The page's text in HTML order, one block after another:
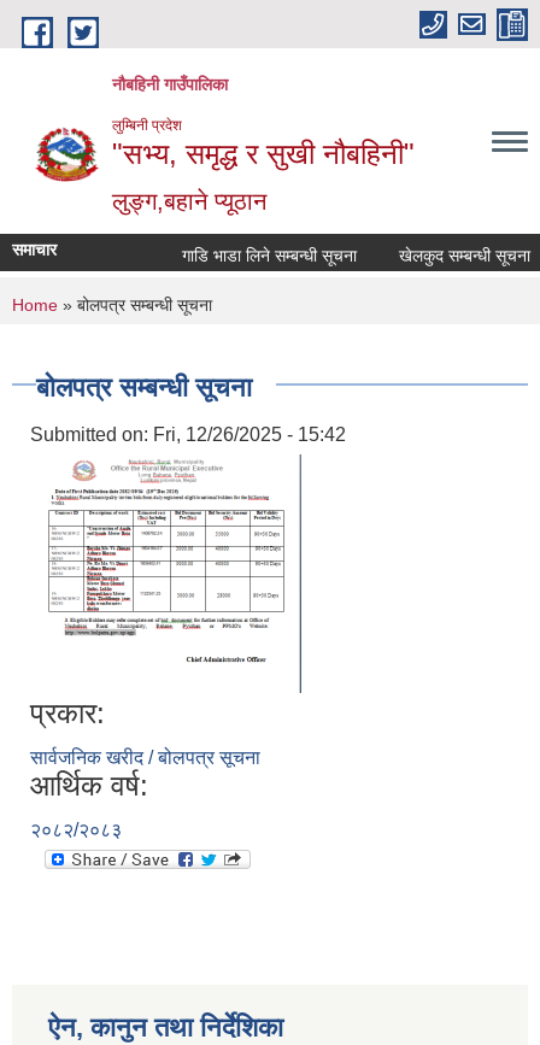
Skip to main content
नौबहिनी गाउँपालिका
लुम्बिनी प्रदेश
"सभ्य, समृद्ध र सुखी नौबहिनी"
लुङ्ग,बहाने प्यूठान
समाचार गाडि भाडा लिने सम्बन्धी सूचना खेलकुद सम्बन्धी सूचना
You are here
Home » बोलपत्र सम्बन्धी सूचना
बोलपत्र सम्बन्धी सूचना
Submitted on: Fri, 12/26/2025 - 15:42
प्रकार:
सार्वजनिक खरीद / बोलपत्र सूचना
आर्थिक वर्ष:
२०८२/२०८३
ऐन, कानुन तथा निर्देशिका